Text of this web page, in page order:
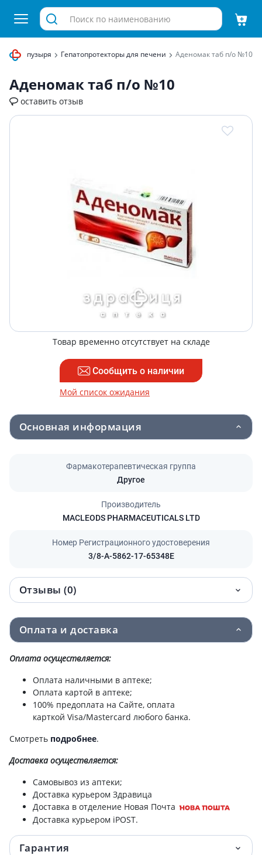
пузыря Гепатопротекторы для печени Аденомак таб п/о №10
Аденомак таб п/о №10
оставить отзыв
Товар временно отсутствует на складе
Сообщить о наличии
Мой список ожидания
Основная информация
Фармакотерапевтическая группа
Другое
Производитель
MACLEODS PHARMACEUTICALS LTD
Номер Регистрационного удостоверения
3/8-А-5862-17-65348Е
Отзывы (0)
Оплата и доставка
Оплата осуществляется:
Оплата наличными в аптеке;
Оплата картой в аптеке;
100% предоплата на Сайте, оплата
карткой Visa/Mastercard любого банка.
Смотреть подробнее.
Доставкаосуществляется:
Самовывоз из аптеки;
Доставка курьером Здравица
Доставка в отделение Новая Почта
Доставка курьером iPOST.
Гарантия